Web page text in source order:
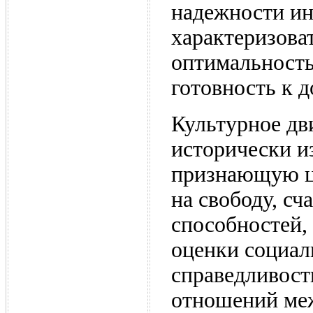
надежности
готовность к
Культурное
исторически
признающую
на свободу,
оценки
отношений